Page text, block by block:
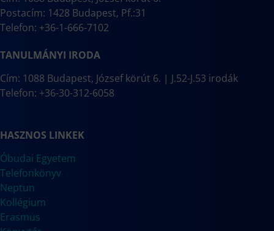
Postacím: 1428 Budapest, Pf.:31
Telefon: +36-1-666-7102
TANULMÁNYI IRODA
Cím: 1088 Budapest, József körút 6. | J.52-J.53 irodák
Telefon: +36-30-312-6058
HASZNOS LINKEK
Óbudai Egyetem
Telefonkönyv
Neptun
Kollégium
Erasmus